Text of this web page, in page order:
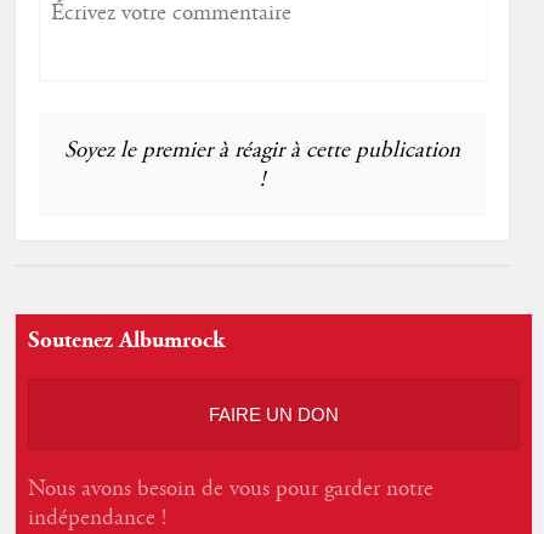
Soyez le premier à réagir à cette publication
!
Soutenez Albumrock
FAIRE UN DON
Nous avons besoin de vous pour garder notre
indépendance !